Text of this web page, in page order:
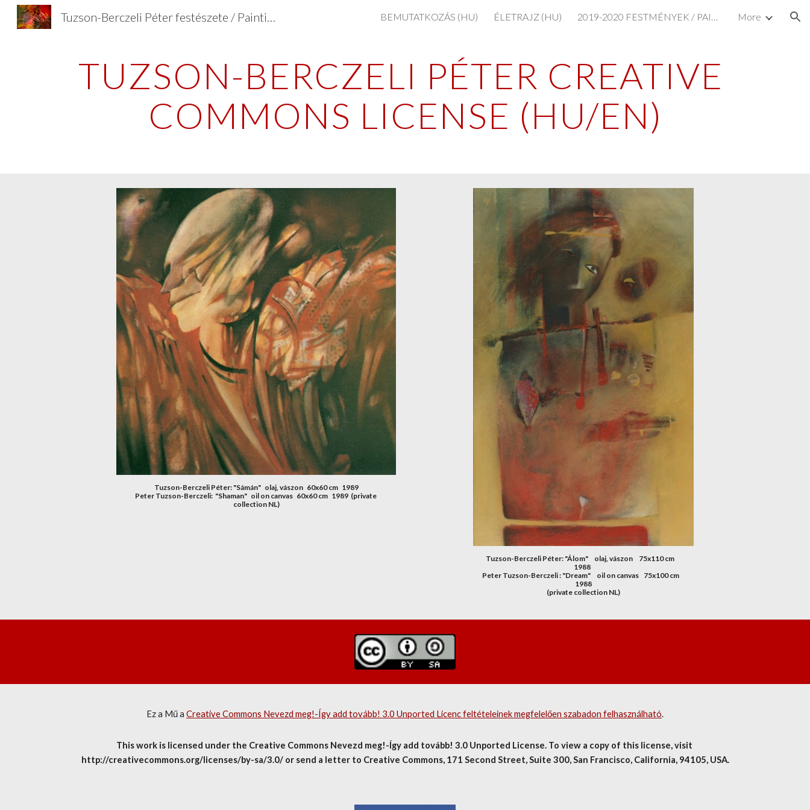
Skip to main content Skip to navigation
Tuzson-Berczeli Péter festészete / Paintings by Peter Tuzson-Berczeli BEMUTATKOZÁS (HU) ÉLETRAJZ (HU) 2019-2020 FESTMÉNYEK / PAINTINGS (HU/EN) More
TUZSON-BERCZELI PÉTER CREATIVE
COMMONS LICENSE (HU/EN)
Tuzson-Berczeli Péter: "Sámán"   olaj, vászon   60x60 cm   1989
Peter Tuzson-Berczeli:  "Shaman"   oil on canvas   60x60 cm   1989  (private
collection NL)
Tuzson-Berczeli Péter: "Álom"     olaj, vászon     75x110 cm
1988
Peter Tuzson-Berczeli : "Dream"     oil on canvas    75x100 cm
1988
(private collection NL)
Ez a Mű a Creative Commons Nevezd meg!-Így add tovább! 3.0 Unported Licenc feltételeinek megfelelően szabadon felhasználható.
This work is licensed under the Creative Commons Nevezd meg!-Így add tovább! 3.0 Unported License. To view a copy of this license, visit
http://creativecommons.org/licenses/by-sa/3.0/ or send a letter to Creative Commons, 171 Second Street, Suite 300, San Francisco, California, 94105, USA.